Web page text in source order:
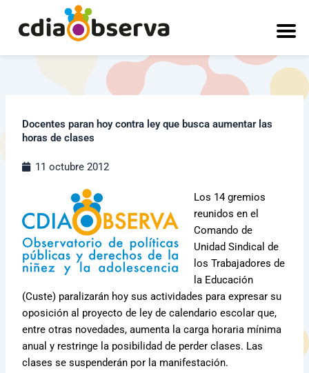
contenido
Docentes paran hoy contra ley que busca aumentar las
horas de clases
11 octubre 2012
Los 14 gremios
reunidos en el
Comando de
Unidad Sindical de
los Trabajadores de
la Educación
(Custe) paralizarán hoy sus actividades para expresar su
oposición al proyecto de ley de calendario escolar que,
entre otras novedades, aumenta la carga horaria mínima
anual y restringe la posibilidad de perder clases. Las
clases se suspenderán por la manifestación.